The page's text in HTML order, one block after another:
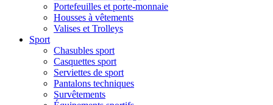
Portefeuilles et porte-monnaie
Housses à vêtements
Valises et Trolleys
Sport
Chasubles sport
Casquettes sport
Serviettes de sport
Pantalons techniques
Survêtements